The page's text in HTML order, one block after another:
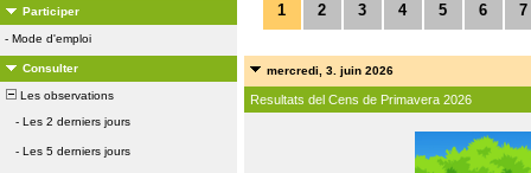
Participer
- Mode d'emploi
Consulter
Les observations
- Les 2 derniers jours
- Les 5 derniers jours
1 2 3 4 5 6 7
mercredi, 3. juin 2026
Resultats del Cens de Primavera 2026